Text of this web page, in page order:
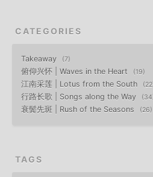
CATEGORIES
Takeaway 7
俯仰兴怀 | Waves in the Heart 19
江南采莲 | Lotus from the South 22
行路长歌 | Songs along the Way 34
衰鬓先斑 | Rush of the Seasons 26
TAGS